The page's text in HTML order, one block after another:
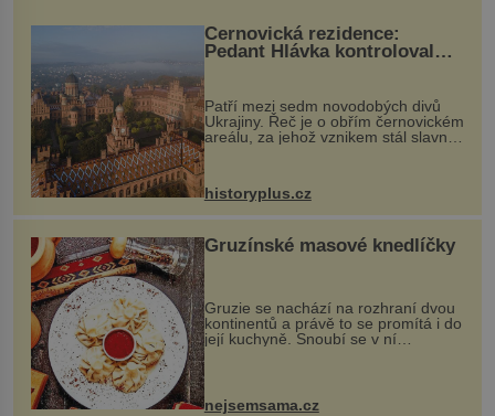
Černovická rezidence:
Pedant Hlávka kontroloval
Patří mezi sedm novodobých divů
Ukrajiny. Řeč je o obřím černovickém
areálu, za jehož vznikem stál slavný
český architekt Josef Hlávka. Ten si
na něm dal mimořádně záležet. Jeho
stavební plány by při ...
historyplus.cz
Gruzínské masové knedlíčky
Gruzie se nachází na rozhraní dvou
kontinentů a právě to se promítá i do
její kuchyně. Snoubí se v ní
evropské a asijské chutě a díky tomu
vznikají rozmanité a chuťově bohaté
pokrmy, které rozhodně st...
nejsemsama.cz